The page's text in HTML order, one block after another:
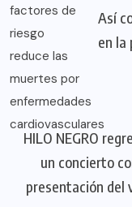
Así
en la
HILO NEGRO
un concierto
presentación del